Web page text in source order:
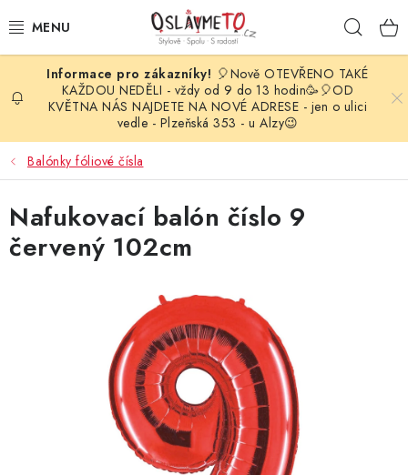
na
OSLAVA NAROZENIN
STYLOVÁ PARTY
DEKORACE A VÝZDOBA
BALÓNKY
KARNEVALOVÉ KOSTÝMY
PARTY STOLOVÁNÍ
SVATEBNÍ DOPLŇKY
BARVY NA OBLIČEJ A VLASY
BLAHOPŘÁNÍ
🎈Nově OTEVŘENO TAKÉ
KAŽDOU NEDĚLI - vždy od 9 do 13 hodin🥳🎈OD
KVĚTNA NÁS NAJDETE NA NOVÉ ADRESE - jen o ulici
vedle - Plzeňská 353 - u Alzy😉
Balónky fóliové čísla
Nafukovací balón číslo 9
červený 102cm